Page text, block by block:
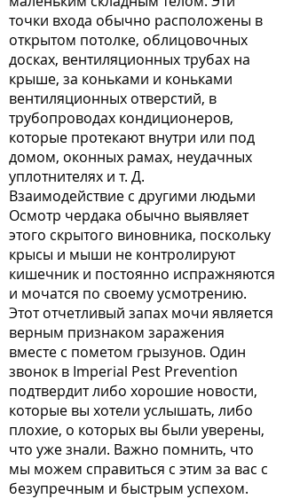
точки входа обычно расположены в
открытом потолке, облицовочных
досках, вентиляционных трубах на
крыше, за коньками и коньками
вентиляционных отверстий, в
трубопроводах кондиционеров,
которые протекают внутри или под
домом, оконных рамах, неудачных
уплотнителях и т. Д.
Взаимодействие с другими людьми
Осмотр чердака обычно выявляет
этого скрытого виновника, поскольку
крысы и мыши не контролируют
кишечник и постоянно испражняются
и мочатся по своему усмотрению.
Этот отчетливый запах мочи является
верным признаком заражения
вместе с пометом грызунов. Один
звонок в Imperial Pest Prevention
подтвердит либо хорошие новости,
которые вы хотели услышать, либо
плохие, о которых вы были уверены,
что уже знали. Важно помнить, что
мы можем справиться с этим за вас с
безупречным и быстрым успехом.